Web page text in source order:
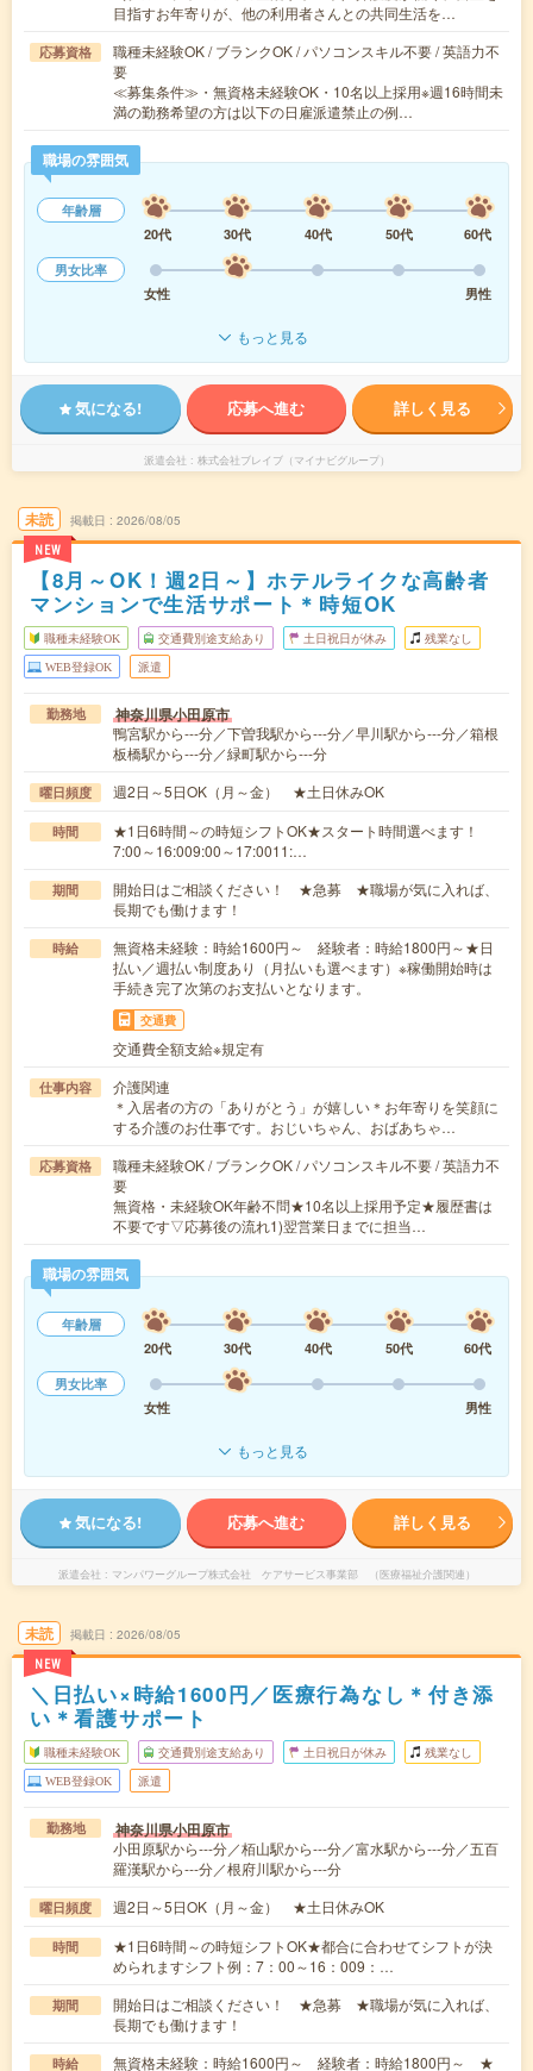
目指すお年寄りが、他の利用者さんとの共同生活を…
応募資格
職種未経験OK / ブランクOK / パソコンスキル不要 / 英語力不
要
≪募集条件≫・無資格未経験OK・10名以上採用※週16時間未
満の勤務希望の方は以下の日雇派遣禁止の例…
職場の雰囲気
年齢層
20代
30代 40代 50代
60代
男女比率
女性
男性
もっと見る
気になる! 応募へ進む 詳しく見る
派遣会社 株式会社ブレイブ（マイナビグループ）
未読
NEW
掲載日 2026/08/05
【8月～OK！週2日～】ホテルライクな高齢者
マンションで生活サポート＊時短OK
職種未経験OK 交通費別途支給あり 土日祝日が休み 残業なし
WEB登録OK 派遣
勤務地 神奈川県小田原市
鴨宮駅から---分／下曽我駅から---分／早川駅から---分／箱根
板橋駅から---分／緑町駅から---分
曜日頻度 週2日～5日OK（月～金） ★土日休みOK
時間
★1日6時間～の時短シフトOK★スタート時間選べます！
7:00～16:009:00～17:0011:…
期間
開始日はご相談ください！ ★急募 ★職場が気に入れば、
長期でも働けます！
時給
無資格未経験：時給1600円～ 経験者：時給1800円～★日
払い／週払い制度あり（月払いも選べます）※稼働開始時は
手続き完了次第のお支払いとなります。
交通費
交通費全額支給※規定有
仕事内容
介護関連
＊入居者の方の「ありがとう」が嬉しい＊お年寄りを笑顔に
する介護のお仕事です。おじいちゃん、おばあちゃ…
応募資格
職種未経験OK / ブランクOK / パソコンスキル不要 / 英語力不
要
無資格・未経験OK年齢不問★10名以上採用予定★履歴書は
不要です▽応募後の流れ1)翌営業日までに担当…
職場の雰囲気
年齢層
20代
30代 40代 50代
60代
男女比率
女性
男性
もっと見る
気になる! 応募へ進む 詳しく見る
派遣会社 マンパワーグループ株式会社 ケアサービス事業部 （医療福祉介護関連）
未読
NEW
掲載日 2026/08/05
＼日払い×時給1600円／医療行為なし＊付き添
い＊看護サポート
職種未経験OK 交通費別途支給あり 土日祝日が休み 残業なし
WEB登録OK 派遣
勤務地 神奈川県小田原市
小田原駅から---分／栢山駅から---分／富水駅から---分／五百
羅漢駅から---分／根府川駅から---分
曜日頻度 週2日～5日OK（月～金） ★土日休みOK
時間
★1日6時間～の時短シフトOK★都合に合わせてシフトが決
められますシフト例：7：00～16：009：…
期間
開始日はご相談ください！ ★急募 ★職場が気に入れば、
長期でも働けます！
時給 無資格未経験：時給1600円～ 経験者：時給1800円～ ★